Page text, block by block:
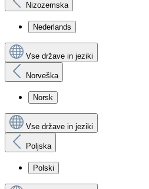
Nizozemska
Nederlands
Vse države in jeziki
Norveška
Norsk
Vse države in jeziki
Poljska
Polski